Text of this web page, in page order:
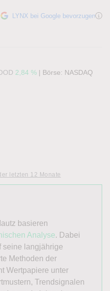
LYNX bei Google bevorzugen
2,84 % | Börse: NASDAQ
letzten 12 Monate
basieren
Analyse. Dabei
seine langjährige
Methoden der
Wertpapiere unter
Trendsignalen